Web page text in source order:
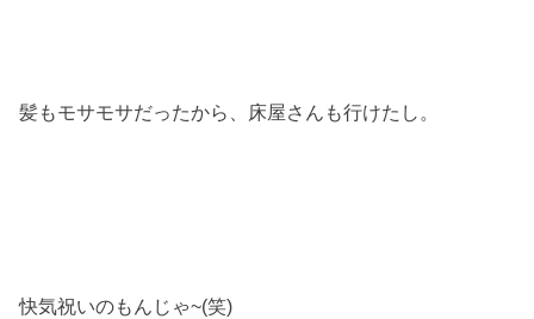
髪もモサモサだったから、床屋さんも行けたし。
快気祝いのもんじゃ~(笑)